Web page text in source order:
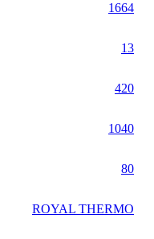
1664
13
420
1040
80
ROYAL THERMO